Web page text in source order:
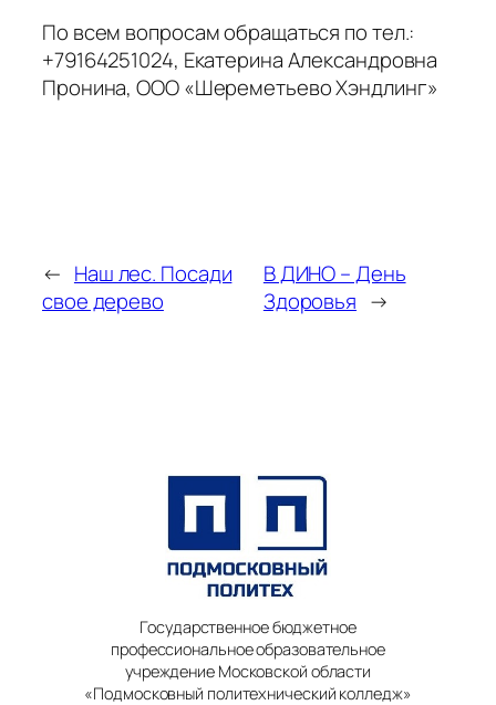
По всем вопросам обращаться по тел.:
+79164251024, Екатерина Александровна
Пронина, ООО «Шереметьево Хэндлинг»
← Наш лес. Посади
свое дерево
В ДИНО – День
Здоровья →
Государственное бюджетное
профессиональное образовательное
учреждение Московской области
«Подмосковный политехнический колледж»